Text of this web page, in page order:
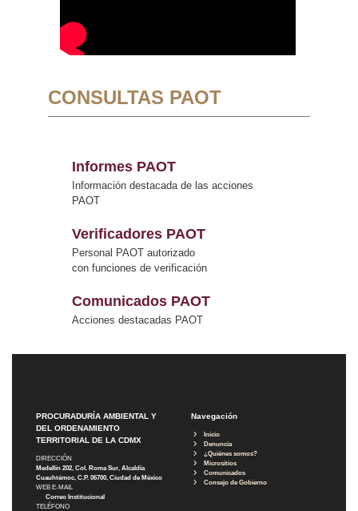
CONSULTAS PAOT
Informes PAOT
Información destacada de las acciones
PAOT
Verificadores PAOT
Personal PAOT autorizado
con funciones de verificación
Comunicados PAOT
Acciones destacadas PAOT
PROCURADURÍA AMBIENTAL Y
DEL ORDENAMIENTO
TERRITORIAL DE LA CDMX
DIRECCIÓN
Medellín 202, Col. Roma Sur, Alcaldía
Cuauhtémoc, C.P. 06700, Ciudad de México
WEB E-MAIL
Correo Institucional
TELÉFONO
Navegación
Inicio
Denuncia
¿Quiénes somos?
Micrositios
Comunicados
Consejo de Gobierno